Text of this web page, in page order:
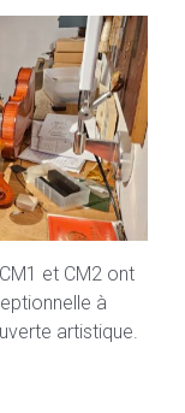
et CM2 ont
à
artistique.